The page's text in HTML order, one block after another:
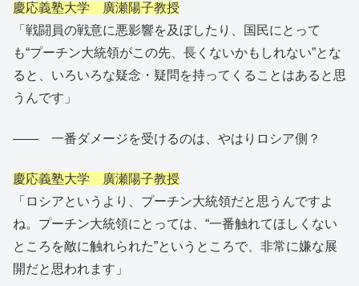
慶応義塾大学 廣瀬陽子教授
「戦闘員の戦意に悪影響を及ぼしたり、国民にとって
も“プーチン大統領がこの先、長くないかもしれない”とな
ると、いろいろな疑念・疑問を持ってくることはあると思
うんです」
―― 一番ダメージを受けるのは、やはりロシア側？
慶応義塾大学 廣瀬陽子教授
「ロシアというより、プーチン大統領だと思うんですよ
ね。プーチン大統領にとっては、“一番触れてほしくない
ところを敵に触れられた”というところで、非常に嫌な展
開だと思われます」